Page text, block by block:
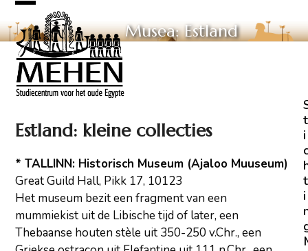
Skip
to
content
Open
mobile
menu
Close
mobile
menu
Musea: Estland
Estland: kleine collecties
* TALLINN: Historisch Museum (Ajaloo Muuseum)
Great Guild Hall, Pikk 17, 10123
Het museum bezit een fragment van een
mummiekist uit de Libische tijd of later, een
Thebaanse houten stèle uit 350-250 v.Chr., een
t
i
t
i